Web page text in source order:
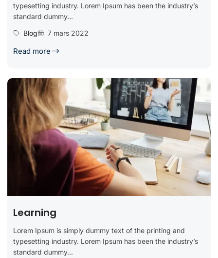
typesetting industry. Lorem Ipsum has been the industry’s
standard dummy...
Blog
7 mars 2022
Read more
Learning
Lorem Ipsum is simply dummy text of the printing and
typesetting industry. Lorem Ipsum has been the industry’s
standard dummy...